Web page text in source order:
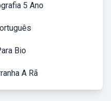
5 Ano
Bio
A Rã